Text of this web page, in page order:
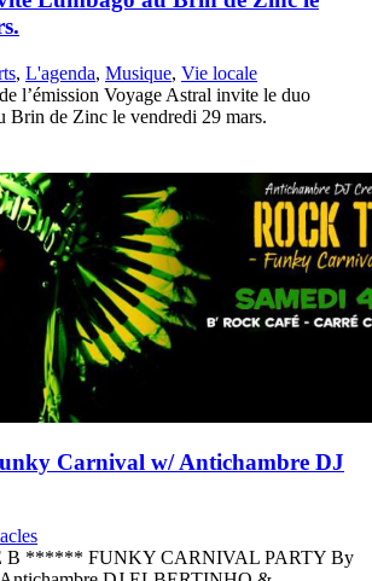
, L'agenda, Musique, Vie locale
l’émission Voyage Astral invite le duo
Brin de Zinc le vendredi 29 mars.
Carnival w/ Antichambre DJ
****** FUNKY CARNIVAL PARTY By